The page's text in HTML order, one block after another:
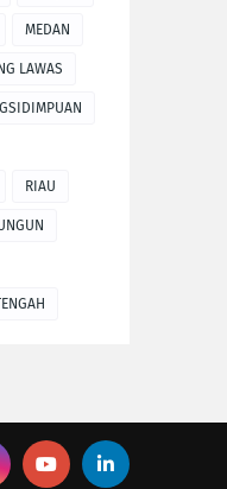
MEDAN
LAWAS
RIAU